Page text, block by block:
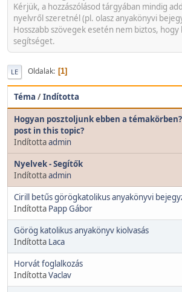
Kérjük, a hozzászólásod tárgyában mindig
nyelvről szeretnél (pl. olasz anyakönyvi
Hosszabb szövegek esetén nem biztos, hogy
segítséget.
LE Oldalak 1
Téma /Indította
Hogyan posztoljunk ebben a
post in this topic?
Indítottaadmin
Nyelvek - Segítők
Indítottaadmin
Cirill betűs görögkatolikus anyakönyvi
Indította Papp Gábor
Görög katolikus anyakönyv kiolvasás
Indította Laca
Horvát foglalkozás
IndítottaVaclav